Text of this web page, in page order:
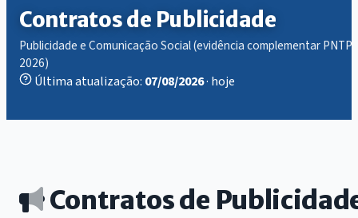
Contratos de Publicidade
Publicidade e Comunicação Social (evidência complementar PNTP
2026)
Última atualização: 07/08/2026· hoje
Contratos de